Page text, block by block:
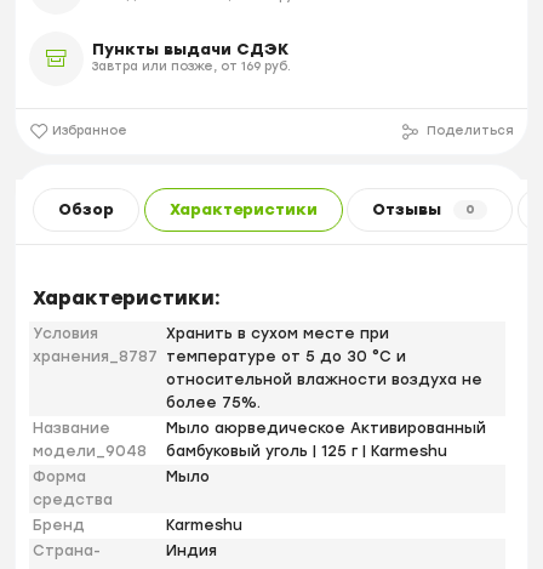
Пункты выдачи СДЭК
Завтра или позже, от 169 руб.
Избранное Поделиться
Обзор Характеристики Отзывы 0
Характеристики:
Условия
хранения_8787
Хранить в сухом месте при
температуре от 5 до 30 °С и
относительной влажности воздуха не
более 75%.
Название
модели_9048
Мыло аюрведическое Активированный
бамбуковый уголь | 125 г | Karmeshu
Форма
средства
Мыло
Бренд
Karmeshu
Страна-
Индия